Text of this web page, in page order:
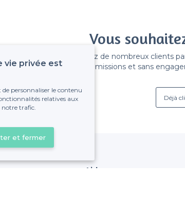
Vous
Gagnez de nombreux clients
Pas de commissions et sans
Déjà
Aide
vie privée est
personnaliser le contenu
relatives aux
notre trafic.
et fermer